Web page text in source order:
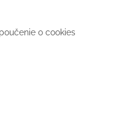
o cookies